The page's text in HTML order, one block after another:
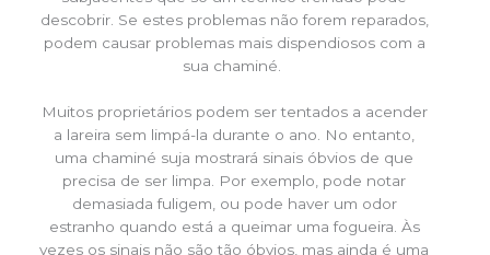
descobrir. Se estes problemas não forem reparados,
podem causar problemas mais dispendiosos com a
sua chaminé.
Muitos proprietários podem ser tentados a acender
a lareira sem limpá-la durante o ano. No entanto,
uma chaminé suja mostrará sinais óbvios de que
precisa de ser limpa. Por exemplo, pode notar
demasiada fuligem, ou pode haver um odor
estranho quando está a queimar uma fogueira. Às
vezes os sinais não são tão óbvios, mas ainda é uma